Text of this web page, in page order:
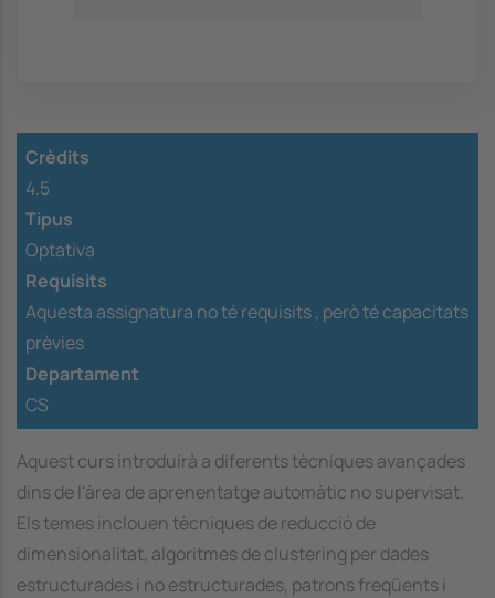
Crèdits
4.5
Tipus
Optativa
Requisits
Aquesta assignatura no té requisits , però té capacitats
prèvies
Departament
CS
Aquest curs introduirà a diferents tècniques avançades
dins de l'àrea de aprenentatge automàtic no supervisat.
Els temes inclouen tècniques de reducció de
dimensionalitat, algoritmes de clustering per dades
estructurades i no estructurades, patrons freqüents i